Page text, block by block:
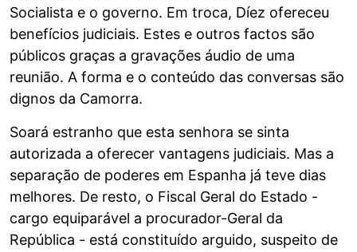
Socialista e o governo. Em troca, Díez ofereceu
benefícios judiciais. Estes e outros factos são
públicos graças a gravações áudio de uma
reunião. A forma e o conteúdo das conversas são
dignos da Camorra.
Soará estranho que esta senhora se sinta
autorizada a oferecer vantagens judiciais. Mas a
separação de poderes em Espanha já teve dias
melhores. De resto, o Fiscal Geral do Estado -
cargo equiparável a procurador-Geral da
República - está constituído arguido, suspeito de